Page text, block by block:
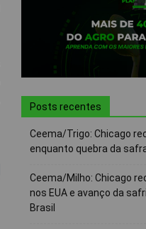
Posts recentes
Ceema/Trigo: Chicago
enquanto quebra da
Ceema/Milho: Chicago
nos EUA e avanço da
Brasil